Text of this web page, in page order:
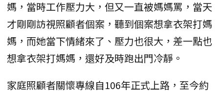
媽，當時工作壓力大，但又一直被媽媽罵，當天
才剛剛訪視照顧者個案，聽到個案想拿衣架打媽
媽，而她當下情緒來了、壓力也很大，差一點也
想拿衣架打媽媽，還好及時跑出門冷靜。
家庭照顧者關懷專線自106年正式上路，至今約